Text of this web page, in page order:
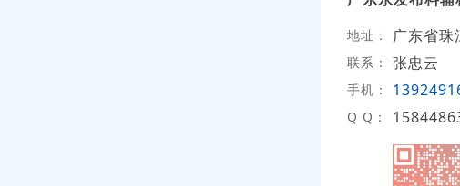
地址： 广东省珠
联系： 张忠云
手机：
Q Q：